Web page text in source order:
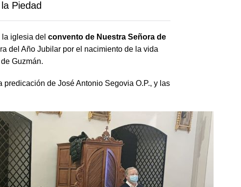
Piedad
la iglesia delconvento de Nuestra Señora de
del Año Jubilar por el nacimiento de la vida
Guzmán.
de José Antonio Segovia O.P., y las